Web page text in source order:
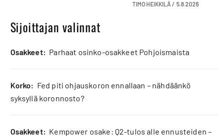
TIMO HEIKKILÄ / 5.8.2026
Sijoittajan valinnat
osakkeet: Parhaat osinko-osakkeet Pohjoismaista
korko: Fed piti ohjauskoron ennallaan – nähdäänkö
syksyllä koronnosto?
osakkeet: Kempower osake: Q2-tulos alle ennusteiden –